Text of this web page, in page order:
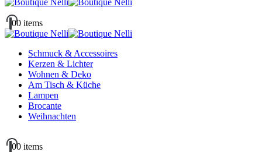
00 items
Schmuck & Accessoires
Kerzen & Lichter
Wohnen & Deko
Am Tisch & Küche
Lampen
Brocante
Weihnachten
00 items